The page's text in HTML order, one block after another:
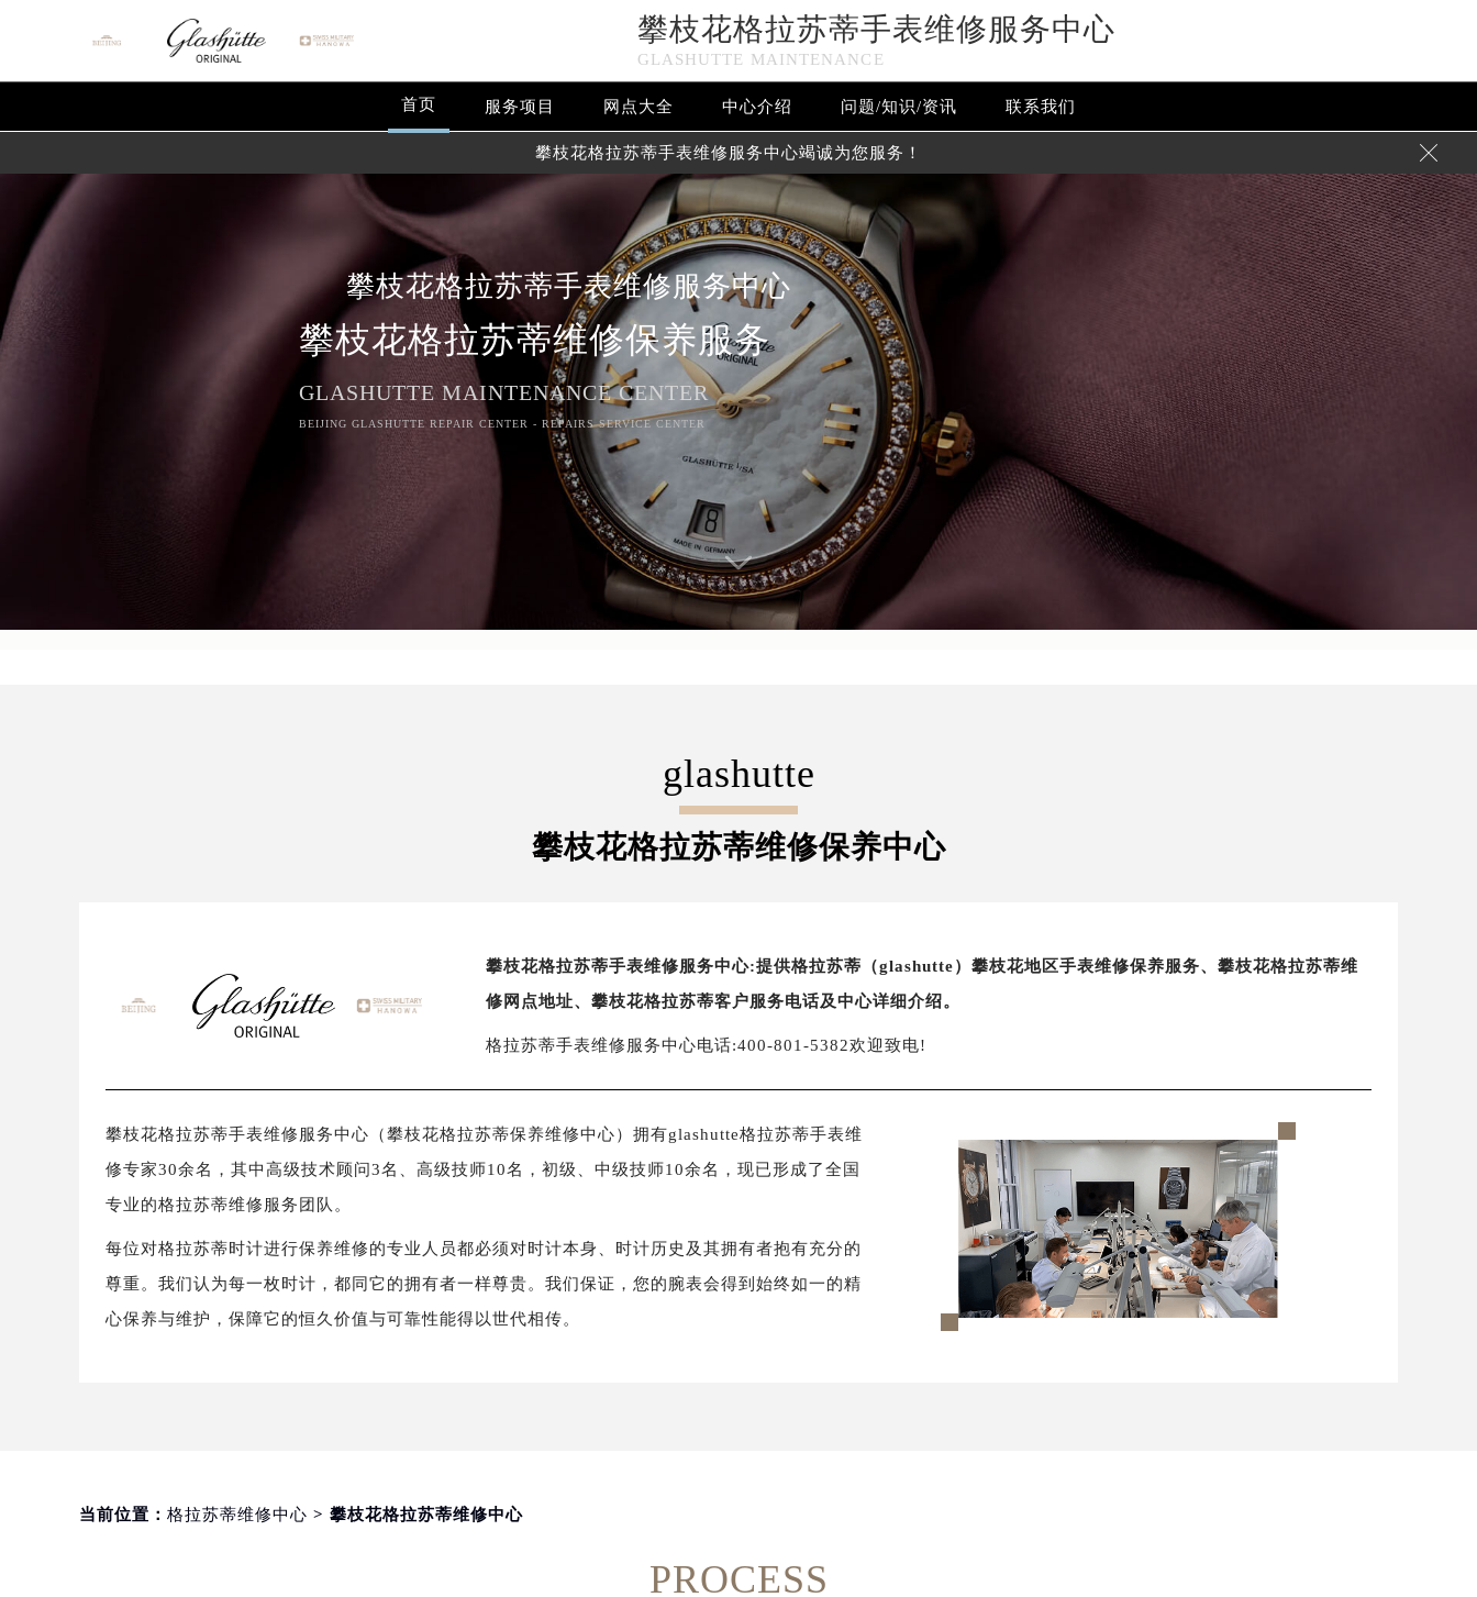
攀枝花格拉苏蒂手表维修服务中心
GLASHUTTE MAINTENANCE
首页 服务项目 网点大全 中心介绍 问题/知识/资讯 联系我们
攀枝花格拉苏蒂手表维修服务中心竭诚为您服务！ 
攀枝花格拉苏蒂手表维修服务中心
攀枝花格拉苏蒂维修保养服务
GLASHUTTE MAINTENANCE CENTER
BEIJING GLASHUTTE REPAIR CENTER - REPAIRS SERVICE CENTER
glashutte
攀枝花格拉苏蒂维修保养中心
攀枝花格拉苏蒂手表维修服务中心:提供格拉苏蒂（glashutte）攀枝花地区手表维修保养服务、攀枝花格拉苏蒂维
修网点地址、攀枝花格拉苏蒂客户服务电话及中心详细介绍。
格拉苏蒂手表维修服务中心电话:400-801-5382欢迎致电!
攀枝花格拉苏蒂手表维修服务中心（攀枝花格拉苏蒂保养维修中心）拥有glashutte格拉苏蒂手表维
修专家30余名，其中高级技术顾问3名、高级技师10名，初级、中级技师10余名，现已形成了全国
专业的格拉苏蒂维修服务团队。
每位对格拉苏蒂时计进行保养维修的专业人员都必须对时计本身、时计历史及其拥有者抱有充分的
尊重。我们认为每一枚时计，都同它的拥有者一样尊贵。我们保证，您的腕表会得到始终如一的精
心保养与维护，保障它的恒久价值与可靠性能得以世代相传。
当前位置： 格拉苏蒂维修中心 > 攀枝花格拉苏蒂维修中心
PROCESS